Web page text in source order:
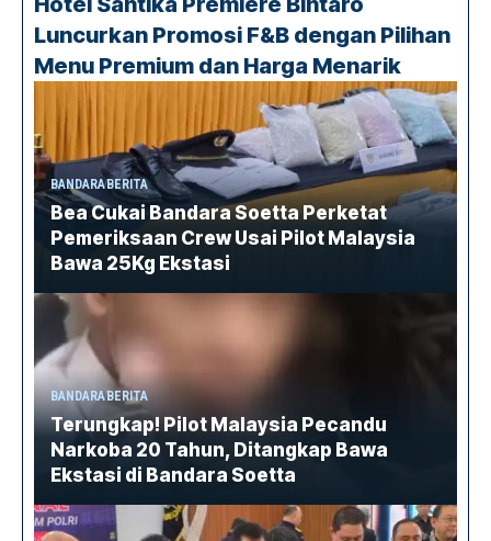
Luncurkan Promosi F&B dengan Pilihan
Menu Premium dan Harga Menarik
BANDARABERITA
Bea Cukai Bandara Soetta Perketat
Pemeriksaan Crew Usai Pilot Malaysia
Bawa 25Kg Ekstasi
BANDARABERITA
Terungkap! Pilot Malaysia Pecandu
Narkoba 20 Tahun, Ditangkap Bawa
Ekstasi di Bandara Soetta